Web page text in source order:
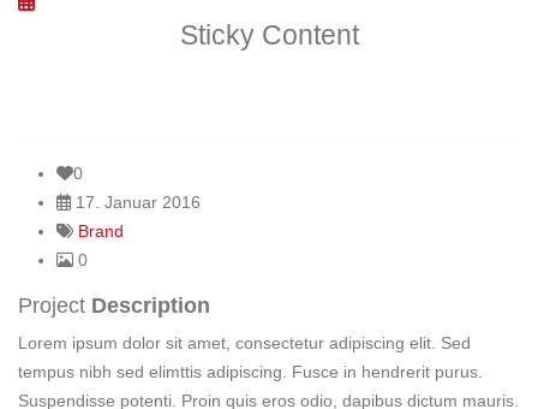
Sticky Content
0
17. Januar 2016
Brand
0
Project Description
Lorem ipsum dolor sit amet, consectetur adipiscing elit. Sed
tempus nibh sed elimttis adipiscing. Fusce in hendrerit purus.
Suspendisse potenti. Proin quis eros odio, dapibus dictum mauris.